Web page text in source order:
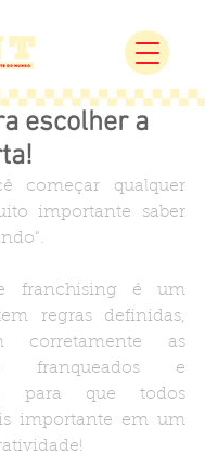
escolher a
começar qualquer
importante saber
franchising é um
regras definidas,
corretamente as
franqueados e
para que todos
importante em um